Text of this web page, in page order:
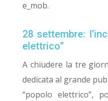
e_mob.
28 settembre:
elettrico”
A chiudere la tre
dedicata al grande
“popolo elettrico”,